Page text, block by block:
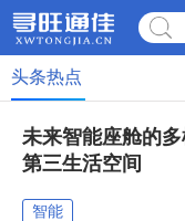
头条热点
未来智能座舱的
第三生活空间
智能